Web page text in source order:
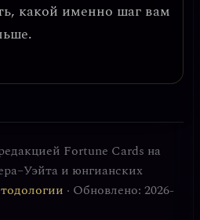
какой именно шаг вам
Fortune Cards на
и юнгианских
· Обновлено: 2026-